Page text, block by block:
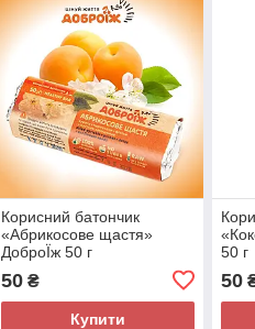
Корисний батончик
«Абрикосове щастя»
ДоброЇж 50 г
50₴
Купити
50 г
50